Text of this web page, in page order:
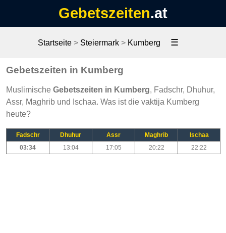
Gebetszeiten.at
Startseite> Steiermark> Kumberg ☰
Gebetszeiten in Kumberg
Muslimische Gebetszeiten in Kumberg, Fadschr, Dhuhur,
Assr, Maghrib und Ischaa. Was ist die vaktija Kumberg
heute?
Fadschr Dhuhur Assr Maghrib
Ischaa
03:34
13:04 17:05 20:22 22:22